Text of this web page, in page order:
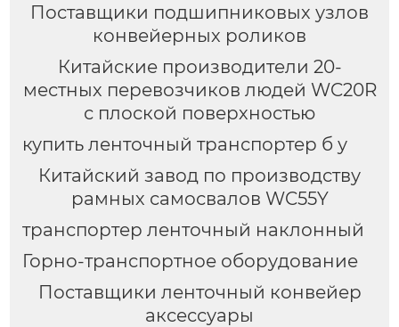
Поставщики подшипниковых узлов
конвейерных роликов
Китайские производители 20-
местных перевозчиков людей WC20R
с плоской поверхностью
купить ленточный транспортер б у
Китайский завод по производству
рамных самосвалов WC55Y
транспортер ленточный наклонный
Горно-транспортное оборудование
Поставщики ленточный конвейер
аксессуары